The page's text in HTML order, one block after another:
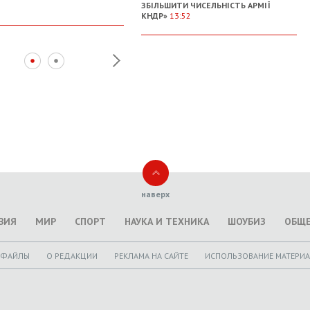
ЗБІЛЬШИТИ ЧИСЕЛЬНІСТЬ АРМІЇ
КНДР» 13:52
наверх
МИР СПОРТ НАУКА И ТЕХНИКА ШОУБИЗ
O РЕДАКЦИИ РЕКЛАМА НА САЙТЕ ИСПОЛЬЗОВАНИЕ